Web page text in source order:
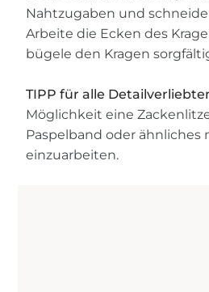
Nahtzugaben und
Arbeite die Ecken des
bügele den Kragen
TIPP für alle
Möglichkeit eine
Paspelband oder ähnliches
einzuarbeiten.